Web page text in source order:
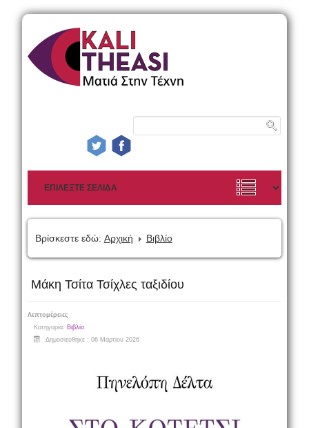
Βρίσκεστε εδώ: Αρχική Βιβλίο
Μάκη Τσίτα Τσίχλες ταξιδίου
Λεπτομέρειες
Κατηγορία: Βιβλίο
Δημοσιεύθηκε : 06 Μαρτίου 2026